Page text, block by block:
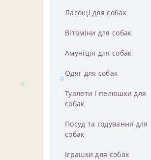
Ласощі для собак
Вітаміни для собак
Амуніція для собак
Одяг для собак
Туалети і пелюшки для
собак
Туалети для собак
Посуд та годування для
собак
Автоматичні годівниці для
Іграшки для собак